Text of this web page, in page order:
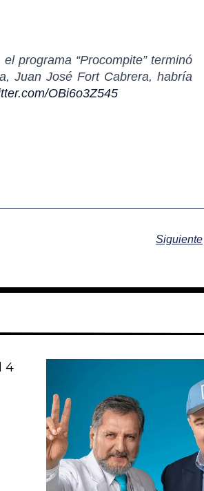
programa “Procompite” terminó
Juan José Fort Cabrera, habría
OBi6o3Z545
Siguiente
4